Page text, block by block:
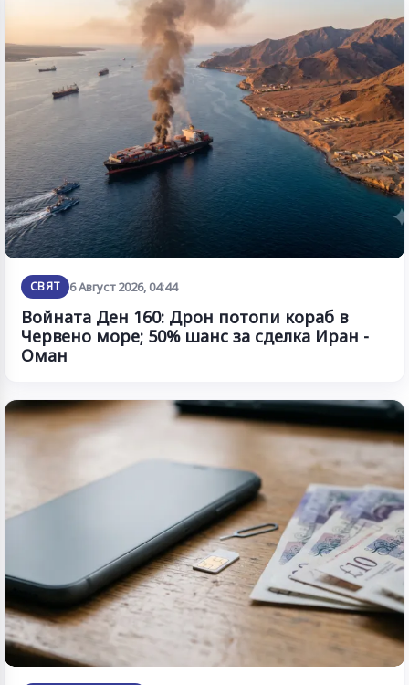
СВЯТ 6 Август 2026, 04:44
Войната Ден 160: Дрон потопи кораб в
Червено море; 50% шанс за сделка Иран -
Оман